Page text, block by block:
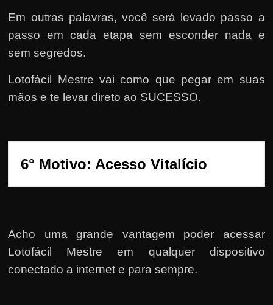
Em outras palavras, você será levado passo a
passo em cada etapa sem esconder nada e
sem segredos.
Lotofácil Mestre vai como que pegar em suas
mãos e te levar direto ao SUCESSO.
6° Motivo: Acesso Vitalício
Acho uma grande vantagem poder acessar
Lotofácil Mestre em qualquer dispositivo
conectado a internet e para sempre.